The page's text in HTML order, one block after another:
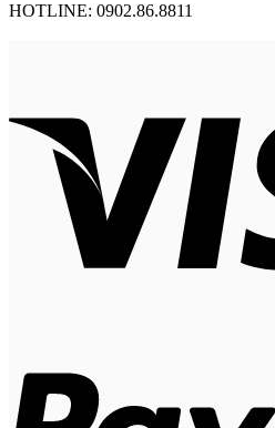
HOTLINE: 0902.86.8811